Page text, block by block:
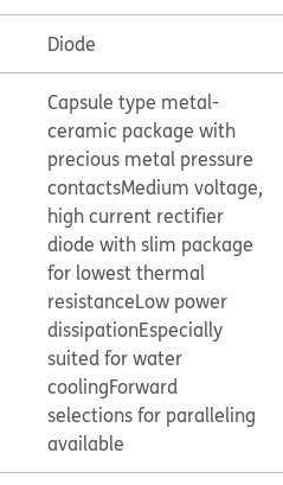
Diode
Capsule type metal-
ceramic package with
precious metal pressure
contactsMedium voltage,
high current rectifier
diode with slim package
for lowest thermal
resistanceLow power
dissipationEspecially
suited for water
coolingForward
selections for paralleling
available